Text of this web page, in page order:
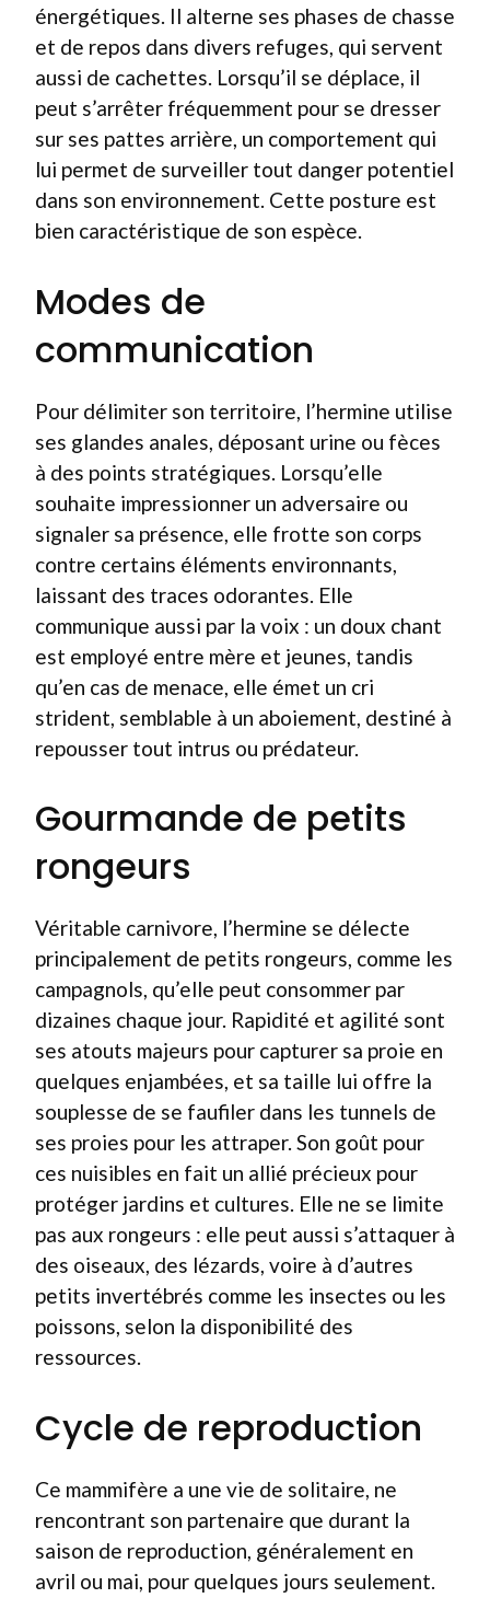
énergétiques. Il alterne ses phases de chasse
et de repos dans divers refuges, qui servent
aussi de cachettes. Lorsqu’il se déplace, il
peut s’arrêter fréquemment pour se dresser
sur ses pattes arrière, un comportement qui
lui permet de surveiller tout danger potentiel
dans son environnement. Cette posture est
bien caractéristique de son espèce.
Modes de
communication
Pour délimiter son territoire, l’hermine utilise
ses glandes anales, déposant urine ou fèces
à des points stratégiques. Lorsqu’elle
souhaite impressionner un adversaire ou
signaler sa présence, elle frotte son corps
contre certains éléments environnants,
laissant des traces odorantes. Elle
communique aussi par la voix : un doux chant
est employé entre mère et jeunes, tandis
qu’en cas de menace, elle émet un cri
strident, semblable à un aboiement, destiné à
repousser tout intrus ou prédateur.
Gourmande de petits
rongeurs
Véritable carnivore, l’hermine se délecte
principalement de petits rongeurs, comme les
campagnols, qu’elle peut consommer par
dizaines chaque jour. Rapidité et agilité sont
ses atouts majeurs pour capturer sa proie en
quelques enjambées, et sa taille lui offre la
souplesse de se faufiler dans les tunnels de
ses proies pour les attraper. Son goût pour
ces nuisibles en fait un allié précieux pour
protéger jardins et cultures. Elle ne se limite
pas aux rongeurs : elle peut aussi s’attaquer à
des oiseaux, des lézards, voire à d’autres
petits invertébrés comme les insectes ou les
poissons, selon la disponibilité des
ressources.
Cycle de reproduction
Ce mammifère a une vie de solitaire, ne
rencontrant son partenaire que durant la
saison de reproduction, généralement en
avril ou mai, pour quelques jours seulement.